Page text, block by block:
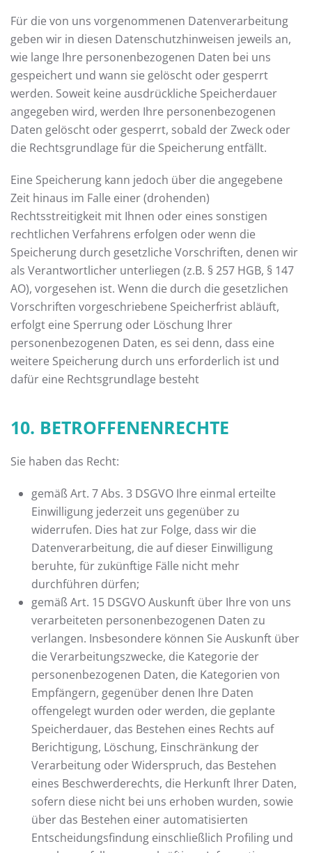
Für die von uns vorgenommenen Datenverarbeitung
geben wir in diesen Datenschutzhinweisen jeweils an,
wie lange Ihre personenbezogenen Daten bei uns
gespeichert und wann sie gelöscht oder gesperrt
werden. Soweit keine ausdrückliche Speicherdauer
angegeben wird, werden Ihre personenbezogenen
Daten gelöscht oder gesperrt, sobald der Zweck oder
die Rechtsgrundlage für die Speicherung entfällt.
Eine Speicherung kann jedoch über die angegebene
Zeit hinaus im Falle einer (drohenden)
Rechtsstreitigkeit mit Ihnen oder eines sonstigen
rechtlichen Verfahrens erfolgen oder wenn die
Speicherung durch gesetzliche Vorschriften, denen wir
als Verantwortlicher unterliegen (z.B. § 257 HGB, § 147
AO), vorgesehen ist. Wenn die durch die gesetzlichen
Vorschriften vorgeschriebene Speicherfrist abläuft,
erfolgt eine Sperrung oder Löschung Ihrer
personenbezogenen Daten, es sei denn, dass eine
weitere Speicherung durch uns erforderlich ist und
dafür eine Rechtsgrundlage besteht
10. BETROFFENENRECHTE
Sie haben das Recht:
gemäß Art. 7 Abs. 3 DSGVO Ihre einmal erteilte
Einwilligung jederzeit uns gegenüber zu
widerrufen. Dies hat zur Folge, dass wir die
Datenverarbeitung, die auf dieser Einwilligung
beruhte, für zukünftige Fälle nicht mehr
durchführen dürfen;
gemäß Art. 15 DSGVO Auskunft über Ihre von uns
verarbeiteten personenbezogenen Daten zu
verlangen. Insbesondere können Sie Auskunft über
die Verarbeitungszwecke, die Kategorie der
personenbezogenen Daten, die Kategorien von
Empfängern, gegenüber denen Ihre Daten
offengelegt wurden oder werden, die geplante
Speicherdauer, das Bestehen eines Rechts auf
Berichtigung, Löschung, Einschränkung der
Verarbeitung oder Widerspruch, das Bestehen
eines Beschwerderechts, die Herkunft Ihrer Daten,
sofern diese nicht bei uns erhoben wurden, sowie
über das Bestehen einer automatisierten
Entscheidungsfindung einschließlich Profiling und